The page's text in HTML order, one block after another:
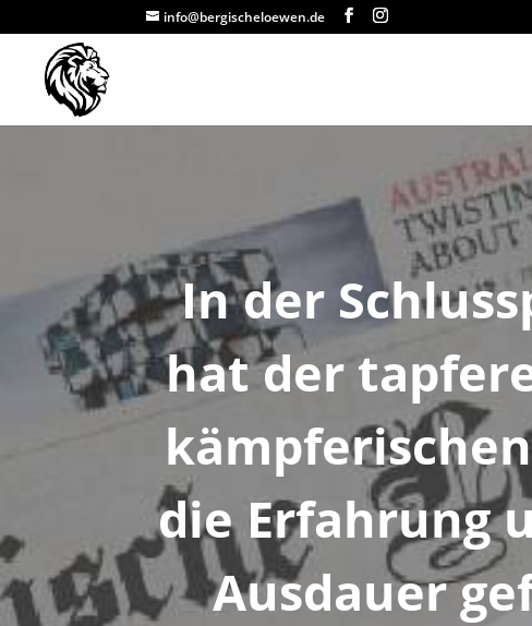
info@bergischeloewen.de
In der
hat der
die Erfahrung
Ausdauer